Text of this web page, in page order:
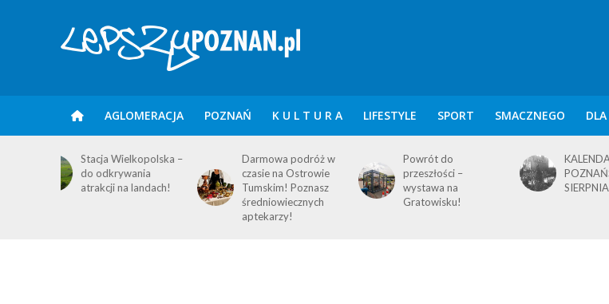
AGLOMERACJA POZNAŃ K U L T U R A LIFESTYLE SPORT SMACZNEGO
Darmowa podróż w
czasie na Ostrowie
Tumskim! Poznasz
Powrót do
przeszłości –
wystawa na
Gratowisku!
KALENDARIUM
POZNAŃSKIE – 5
SIERPNIA